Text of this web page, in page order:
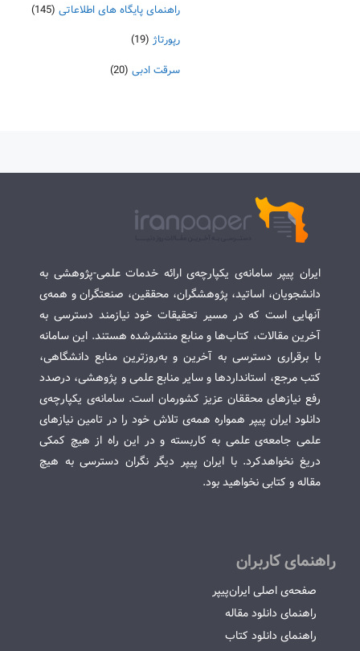
راهنمای پایگاه های اطلاعاتی (145)
رپورتاژ (19)
سرقت ادبی (20)
ایران پیپر سامانه‌ی یکپارچه‌ی ارائه خدمات علمی-پژوهشی به
دانشجویان، اساتید، پژوهشگران، محققین، صنعتگران و همه‌ی
آنهایی است که در مسیر تحقیقات خود نیازمند دسترسی به
آخرین مقالات، کتاب‌ها و منابع منتشرشده هستند. این سامانه
با برقراری دسترسی به آخرین و به‌روزترین منابع دانشگاهی،
کتب مرجع، استانداردها و سایر منابع علمی و پژوهشی، درصدد
رفع نیازهای محققان عزیز کشورمان است. سامانه‌ی یکپارچه‌ی
دانلود ایران پیپر همواره همه‌ی تلاش خود را در تامین نیازهای
علمی جامعه‌ی علمی به کاربسته و در این راه از هیچ کمکی
دریغ نخواهدکرد. با ایران پیپر دیگر نگران دسترسی به هیچ
مقاله و کتابی نخواهید بود.
راهنمای کاربران
صفحه‌ی اصلی ایران‌پیپر
راهنمای دانلود مقاله
راهنمای دانلود کتاب